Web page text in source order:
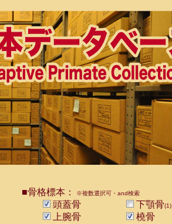
■骨格標本： ※複数選択可・and検索
頭蓋骨 下顎骨(1)
上腕骨
橈骨